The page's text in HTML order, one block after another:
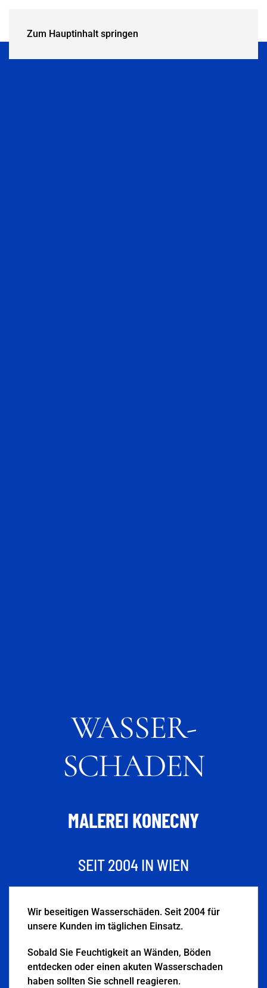
Zum Hauptinhalt springen
WASSER-
SCHADEN
MALEREI KONECNY
SEIT 2004 IN WIEN
Wir beseitigen Wasserschäden. Seit 2004 für
unsere Kunden im täglichen Einsatz.
Sobald Sie Feuchtigkeit an Wänden, Böden
entdecken oder einen akuten Wasserschaden
haben sollten Sie schnell reagieren.